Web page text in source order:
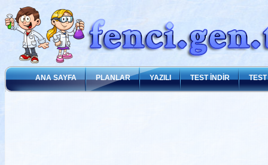
ANA SAYFA PLANLAR YAZILI TEST İNDİR